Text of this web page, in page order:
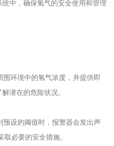
中，确保氢气的安全使用和管理
环境中的氢气浓度，并提供即
潜在的危险状况。
设的阈值时，报警器会发出声
必要的安全措施。